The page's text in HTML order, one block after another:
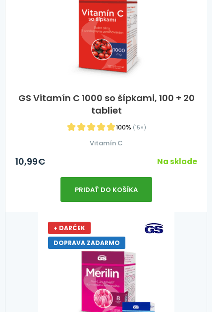
GS Vitamín C 1000 so šípkami, 100 + 20
tabliet
100% (15×)
Vitamín C
10,99€ Na sklade
PRIDAŤ DO KOŠÍKA
+ DARČEK
DOPRAVA ZADARMO